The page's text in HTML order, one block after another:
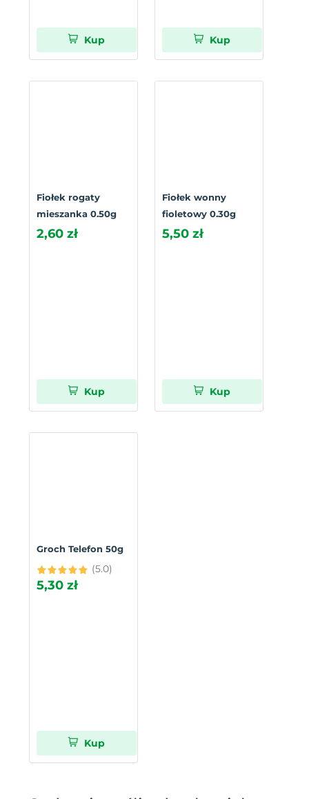
Kup Kup
Fiołek rogaty
mieszanka 0.50g
2,60 zł
Kup
Fiołek wonny
fioletowy 0.30g
5,50 zł
Kup
Groch Telefon 50g
(5.0)
5,30 zł
Kup